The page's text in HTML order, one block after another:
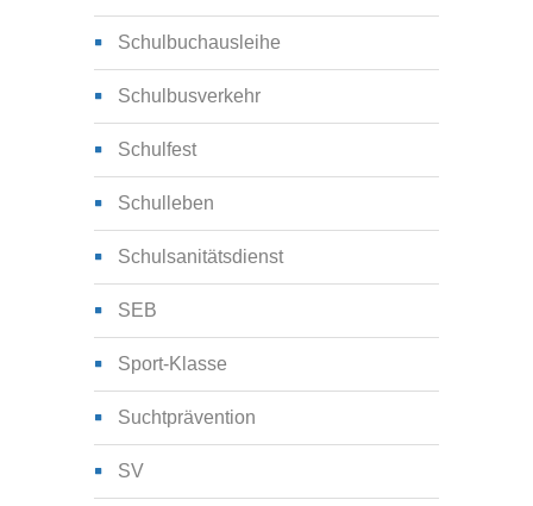
Schulbuchausleihe
Schulbusverkehr
Schulfest
Schulleben
Schulsanitätsdienst
SEB
Sport-Klasse
Suchtprävention
SV